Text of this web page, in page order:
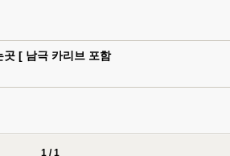
곳 [ 남극 카리브 포함
1 / 1
00:19
로 해서 그런가 ;;